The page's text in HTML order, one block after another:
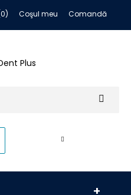
Coşul meu Comandă